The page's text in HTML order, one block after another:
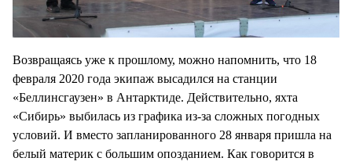
Возвращаясь уже к прошлому, можно напомнить, что 18
февраля 2020 года экипаж высадился на станции
«Беллинсгаузен» в Антарктиде. Действительно, яхта
«Сибирь» выбилась из графика из-за сложных погодных
условий. И вместо запланированного 28 января пришла на
белый материк с большим опозданием. Как говорится в